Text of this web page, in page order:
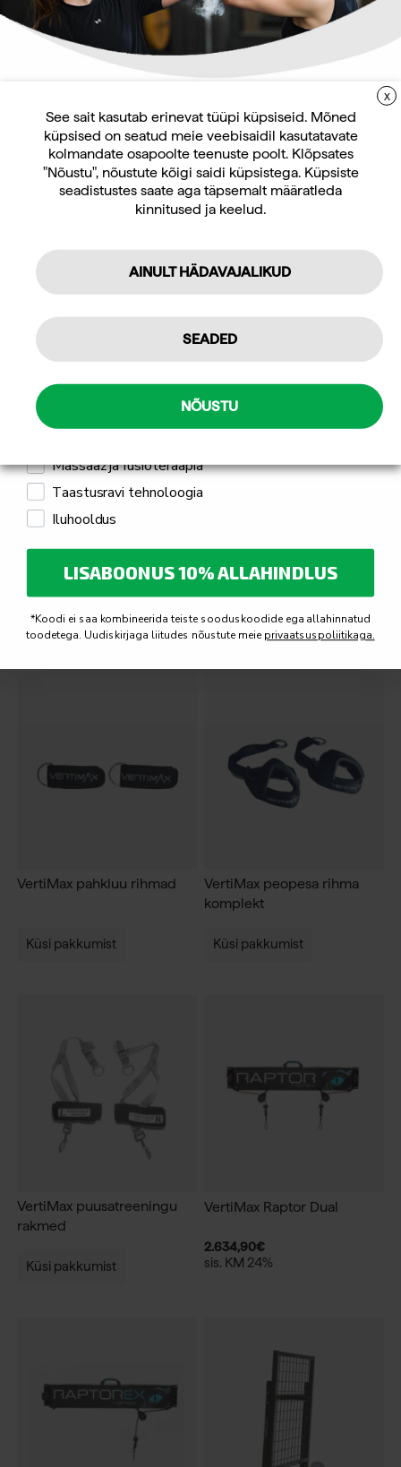
Küsi pakkumist
8.134,60€
sis. KM 24%
Küsi pakkumist Küsi pakkumist
VertiMax pahkluu rihmad
Küsi pakkumist
VertiMax peopesa rihma
komplekt
Küsi pakkumist
VertiMax puusatreeningu
rakmed
Küsi pakkumist
VertiMax Raptor Dual
2.634,90€
sis. KM 24%
X
See sait kasutab erinevat tüüpi küpsiseid. Mõned
küpsised on seatud meie veebisaidil kasutatavate
kolmandate osapoolte teenuste poolt. Klõpsates
"Nõustu", nõustute kõigi saidi küpsistega. Küpsiste
seadistustes saate aga täpsemalt määratleda
kinnitused ja keelud.
AINULT HÄDAVAJALIKUD
SEADED
NÕUSTU
LIITUGE UUDISKIRJAGA
Uudiskirja tellijana saate jooksvat teavet ja
pakkumisi teid huvitavate küsimuste kohta
ning 10% allahindlust oma esimeselt veebipoe
tellimuselt.
Isiklikuks kasutamiseks
Professionaalseks kasutamiseks
Mulle pakub huvi
Massaaž ja füsioteraapia
Taastusravi tehnoloogia
Iluhooldus
LISABOONUS 10% ALLAHINDLUS
*Koodi ei saa kombineerida teiste sooduskoodide ega allahinnatud
toodetega. Uudiskirjaga liitudes nõustute meie privaatsuspoliitikaga.